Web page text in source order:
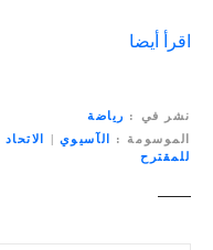
اقرأ أيضا
نشر في
رياضة
الموسومة
الآسيوي | الاتحاد
للمقترح